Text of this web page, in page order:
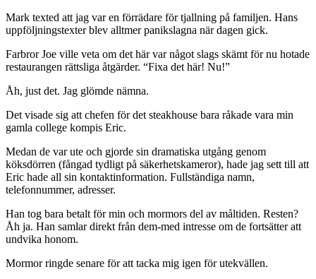
Mark texted att jag var en förrädare för tjallning på familjen. Hans
uppföljningstexter blev alltmer panikslagna när dagen gick.
Farbror Joe ville veta om det här var något slags skämt för nu hotade
restaurangen rättsliga åtgärder. “Fixa det här! Nu!”
Åh, just det. Jag glömde nämna.
Det visade sig att chefen för det steakhouse bara råkade vara min
gamla college kompis Eric.
Medan de var ute och gjorde sin dramatiska utgång genom
köksdörren (fångad tydligt på säkerhetskameror), hade jag sett till att
Eric hade all sin kontaktinformation. Fullständiga namn,
telefonnummer, adresser.
Han tog bara betalt för min och mormors del av måltiden. Resten?
Åh ja. Han samlar direkt från dem-med intresse om de fortsätter att
undvika honom.
Mormor ringde senare för att tacka mig igen för utekvällen.